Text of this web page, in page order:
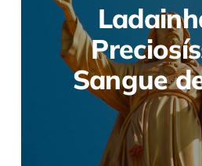
Sangue